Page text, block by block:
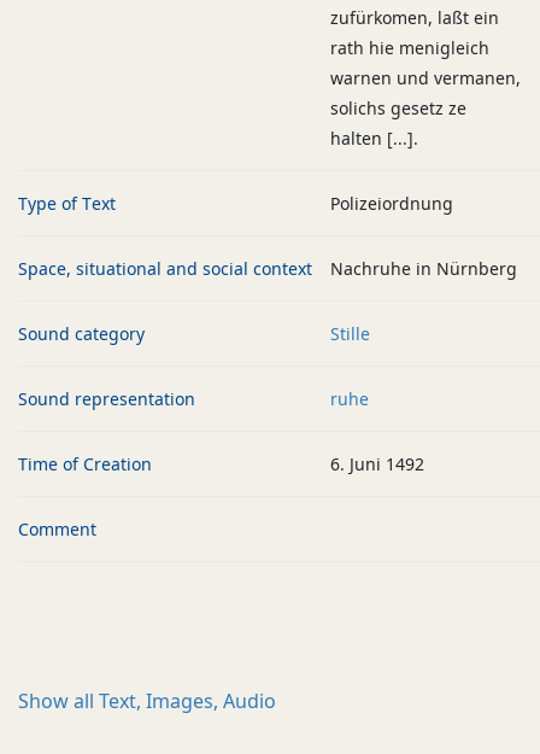
zufürkomen, laßt ein
rath hie menigleich
warnen und vermanen,
solichs gesetz ze
halten [...].
Type of Text Polizeiordnung
Space, situational and social context Nachruhe in Nürnberg
Sound category Stille
Sound representation ruhe
Time of Creation 6. Juni 1492
Comment
Show all Text, Images, Audio